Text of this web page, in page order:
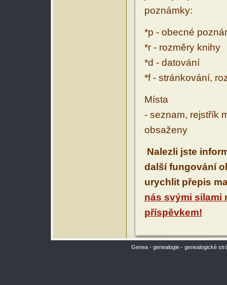
poznámky:
*p - obecné
*r - rozměry knihy
*d - datování
*f - stránkování,
Místa
- seznam, rejstřík
obsaženy
Nalezli jste
další fungování
urychlit přepis
nás svými silami
příspěvkem!
Genea - genealogie - genealogické